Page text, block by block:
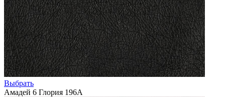
Выбрать
Амадей 6 Глория 196А